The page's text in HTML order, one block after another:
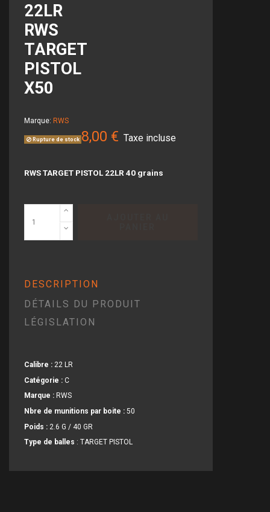
22LR
RWS
TARGET
PISTOL
X50
Marque: RWS
Rupture de stock 8,00 € Taxe incluse
RWS TARGET PISTOL 22LR 40 grains
DESCRIPTION
DÉTAILS DU PRODUIT
LÉGISLATION
Calibre : 22 LR
Catégorie : C
Marque : RWS
Nbre de munitions par boite : 50
Poids : 2.6 G / 40 GR
Type de balles : TARGET PISTOL